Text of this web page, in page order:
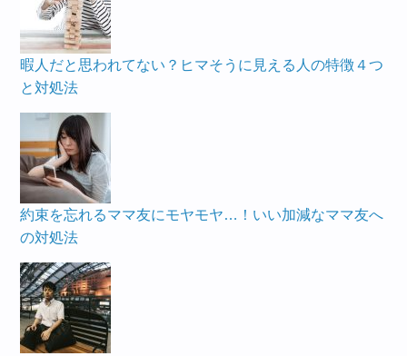
暇人だと思われてない？ヒマそうに見える人の特徴４つ
と対処法
約束を忘れるママ友にモヤモヤ…！いい加減なママ友へ
の対処法